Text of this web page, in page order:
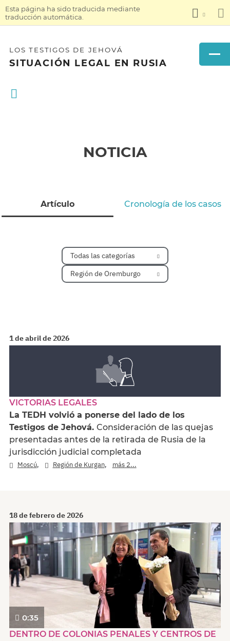
Esta página ha sido traducida mediante
traducción automática.
LOS TESTIGOS DE JEHOVÁ
SITUACIÓN LEGAL EN RUSIA
NOTICIA
Artículo Cronología de los casos
Todas las categorías
Región de Oremburgo
1 de abril de 2026
VICTORIAS LEGALES
La TEDH volvió a ponerse del lado de los
Testigos de Jehová. Consideración de las quejas
presentadas antes de la retirada de Rusia de la
jurisdicción judicial completada
Moscú, Región de Kurgan, más 2...
18 de febrero de 2026
0:35
DENTRO DE COLONIAS PENALES Y CENTROS DE